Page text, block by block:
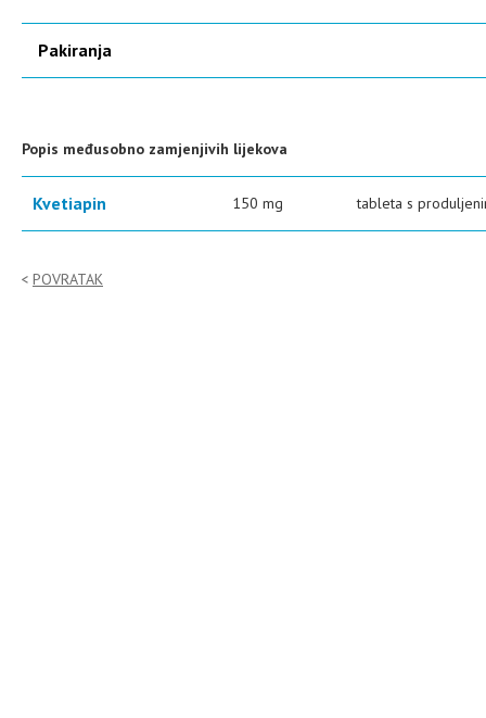
Pakiranja
Popis međusobno zamjenjivih lijekova
Kvetiapin 150 mg tableta s
POVRATAK